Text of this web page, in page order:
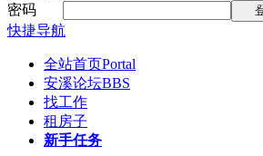
密码
快捷导航
全站首页Portal
安溪论坛BBS
找工作
租房子
新手任务